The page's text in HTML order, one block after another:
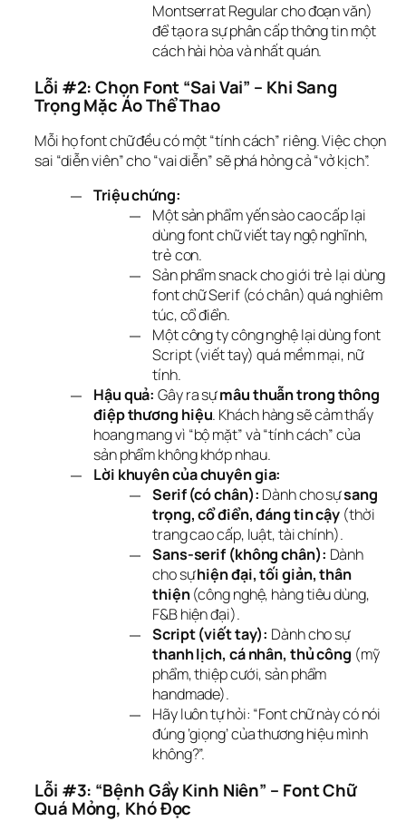
Montserrat Regular cho đoạn văn)
để tạo ra sự phân cấp thông tin một
cách hài hòa và nhất quán.
Lỗi #2: Chọn Font “Sai Vai” – Khi Sang
Trọng Mặc Áo Thể Thao
Mỗi họ font chữ đều có một “tính cách” riêng. Việc chọn
sai “diễn viên” cho “vai diễn” sẽ phá hỏng cả “vở kịch”.
Triệu chứng:
Một sản phẩm yến sào cao cấp lại
dùng font chữ viết tay ngộ nghĩnh,
trẻ con.
Sản phẩm snack cho giới trẻ lại dùng
font chữ Serif (có chân) quá nghiêm
túc, cổ điển.
Một công ty công nghệ lại dùng font
Script (viết tay) quá mềm mại, nữ
tính.
Hậu quả: Gây ra sựmâu thuẫn trong thông
điệp thương hiệu. Khách hàng sẽ cảm thấy
hoang mang vì “bộ mặt” và “tính cách” của
sản phẩm không khớp nhau.
Lời khuyên của chuyên gia:
Serif (có chân): Dành cho sựsang
trọng, cổ điển, đáng tin cậy (thời
trang cao cấp, luật, tài chính).
Sans-serif (không chân): Dành
cho sựhiện đại, tối giản, thân
thiện(công nghệ, hàng tiêu dùng,
F&B hiện đại).
Script (viết tay): Dành cho sự
thanh lịch, cá nhân, thủ công (mỹ
phẩm, thiệp cưới, sản phẩm
handmade).
Hãy luôn tự hỏi: “Font chữ này có nói
đúng ‘giọng’ của thương hiệu mình
không?”.
Lỗi #3: “Bệnh Gầy Kinh Niên” – Font Chữ
Quá Mỏng, Khó Đọc